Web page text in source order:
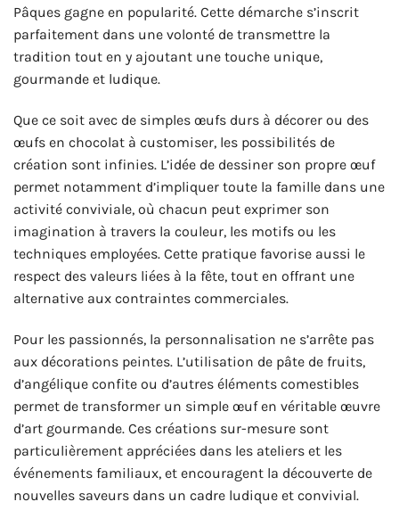
Pâques gagne en popularité. Cette démarche s’inscrit
parfaitement dans une volonté de transmettre la
tradition tout en y ajoutant une touche unique,
gourmande et ludique.
Que ce soit avec de simples œufs durs à décorer ou des
œufs en chocolat à customiser, les possibilités de
création sont infinies. L’idée de dessiner son propre œuf
permet notamment d’impliquer toute la famille dans une
activité conviviale, où chacun peut exprimer son
imagination à travers la couleur, les motifs ou les
techniques employées. Cette pratique favorise aussi le
respect des valeurs liées à la fête, tout en offrant une
alternative aux contraintes commerciales.
Pour les passionnés, la personnalisation ne s’arrête pas
aux décorations peintes. L’utilisation de pâte de fruits,
d’angélique confite ou d’autres éléments comestibles
permet de transformer un simple œuf en véritable œuvre
d’art gourmande. Ces créations sur-mesure sont
particulièrement appréciées dans les ateliers et les
événements familiaux, et encouragent la découverte de
nouvelles saveurs dans un cadre ludique et convivial.